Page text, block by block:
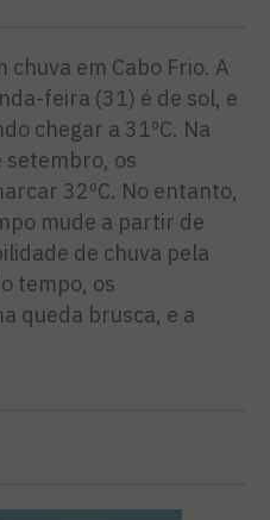
chuva em Cabo Frio. A
feira (31) é de sol, e
chegar a 31ºC. Na
os
32ºC. No entanto,
mude a partir de
de chuva pela
tempo, os
queda brusca, e a